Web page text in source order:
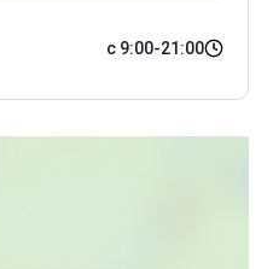
с 9:00-21:00